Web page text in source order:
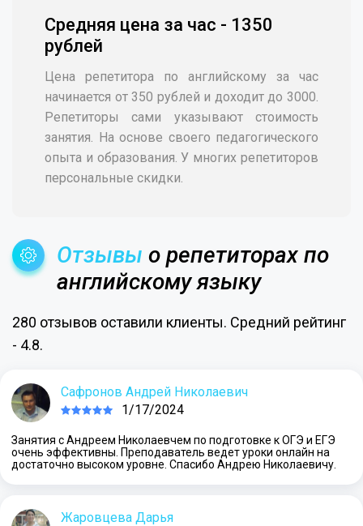
Средняя цена за час - 1350
рублей
Цена репетитора по английскому за час
начинается от 350 рублей и доходит до 3000.
Репетиторы сами указывают стоимость
занятия. На основе своего педагогического
опыта и образования. У многих репетиторов
персональные скидки.
Отзывы о репетиторах по
английскому языку
280 отзывов оставили клиенты. Средний рейтинг
- 4.8.
Сафронов Андрей Николаевич
1/17/2024
Занятия с Андреем Николаевчем по подготовке к ОГЭ и ЕГЭ
очень эффективны. Преподаватель ведет уроки онлайн на
достаточно высоком уровне. Спасибо Андрею Николаевичу.
Жаровцева Дарья